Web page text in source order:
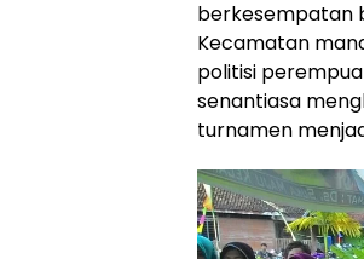
berkesempatan
Kecamatan
politisi
senantiasa
turnamen